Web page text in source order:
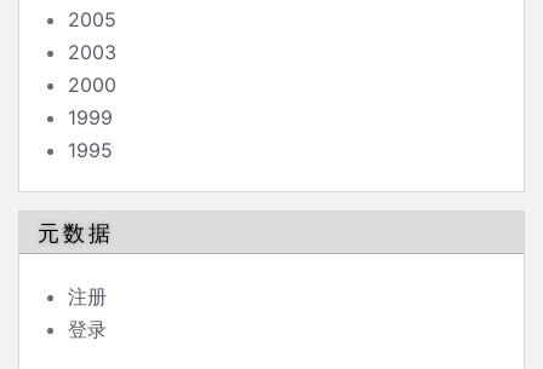
2005
2003
2000
1999
1995
元数据
注册
登录